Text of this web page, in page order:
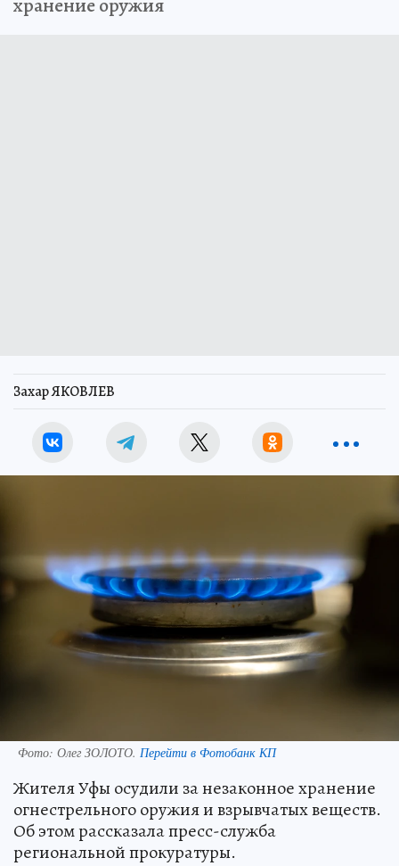
хранение оружия
Захар ЯКОВЛЕВ
Фото: Олег ЗОЛОТО. Перейти в Фотобанк КП
Жителя Уфы осудили за незаконное хранение
огнестрельного оружия и взрывчатых веществ.
Об этом рассказала пресс-служба
региональной прокуратуры.